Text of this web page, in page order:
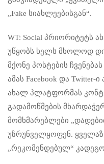
„Fake სიახლეებისგან“.
WT: Social პრიორიტეტს
უწყობს ხელს მხოლოდ
მქონე პოსტების
ამას Facebook და Twitter-
ახალ პლატფორმას
გადამოწმების
მომხმარებლები
უზრუნველყოფენ.
„რეკომენდებულ“